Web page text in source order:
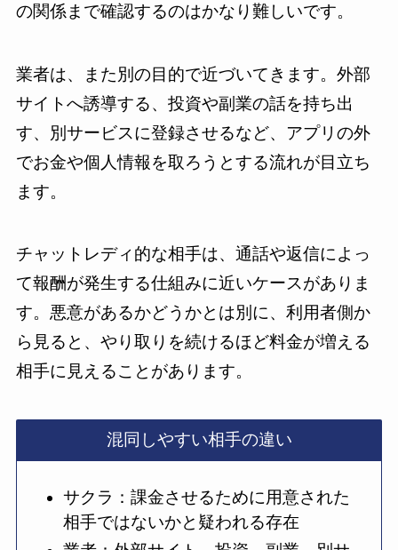
の関係まで確認するのはかなり難しいです。
業者は、また別の目的で近づいてきます。外部
サイトへ誘導する、投資や副業の話を持ち出
す、別サービスに登録させるなど、アプリの外
でお金や個人情報を取ろうとする流れが目立ち
ます。
チャットレディ的な相手は、通話や返信によっ
て報酬が発生する仕組みに近いケースがありま
す。悪意があるかどうかとは別に、利用者側か
ら見ると、やり取りを続けるほど料金が増える
相手に見えることがあります。
混同しやすい相手の違い
サクラ：課金させるために用意された
相手ではないかと疑われる存在